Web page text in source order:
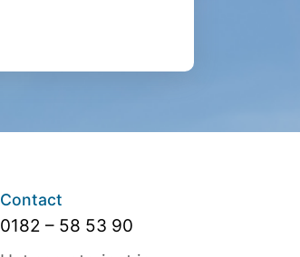
Contact
0182 – 58 53 90